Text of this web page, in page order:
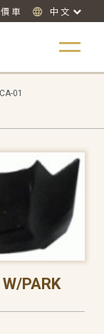
車 中文
01
PARK